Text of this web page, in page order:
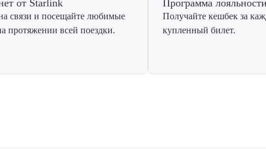
от Starlink
связи и посещайте любимые
протяжении всей поездки.
Программа лояльности
Получайте кешбек за
купленный билет.